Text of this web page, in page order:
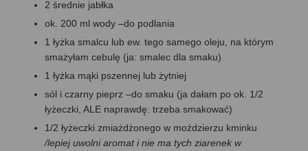
2 średnie jabłka
ok. 200 ml wody –do podlania
1 łyżka smalcu lub ew. tego samego oleju, na którym
smażyłam cebulę (ja: smalec dla smaku)
1 łyżka mąki pszennej lub żytniej
sól i czarny pieprz –do smaku (ja dałam po ok. 1/2
łyżeczki, ALE naprawdę: trzeba smakować)
1/2 łyżeczki zmiażdżonego w moździerzu kminku
/lepiej uwolni aromat i nie ma tych ziarenek w